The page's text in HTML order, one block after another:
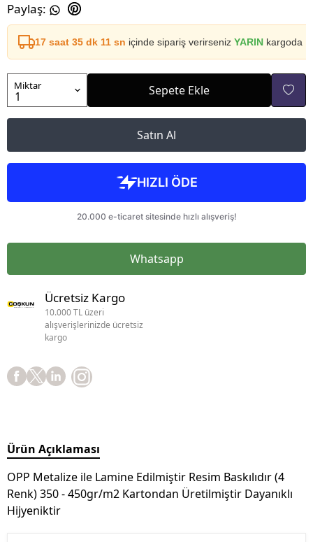
Paylaş:
17 saat 35 dk 11 sn içinde sipariş verirseniz YARIN kargoda
Miktar Sepete Ekle
Satın Al
Whatsapp
Ücretsiz Kargo
10.000 TL üzeri
alışverişlerinizde ücretsiz
kargo
Ürün Açıklaması
OPP Metalize ile Lamine Edilmiştir Resim Baskılıdır (4
Renk) 350 - 450gr/m2 Kartondan Üretilmiştir Dayanıklı
Hijyeniktir